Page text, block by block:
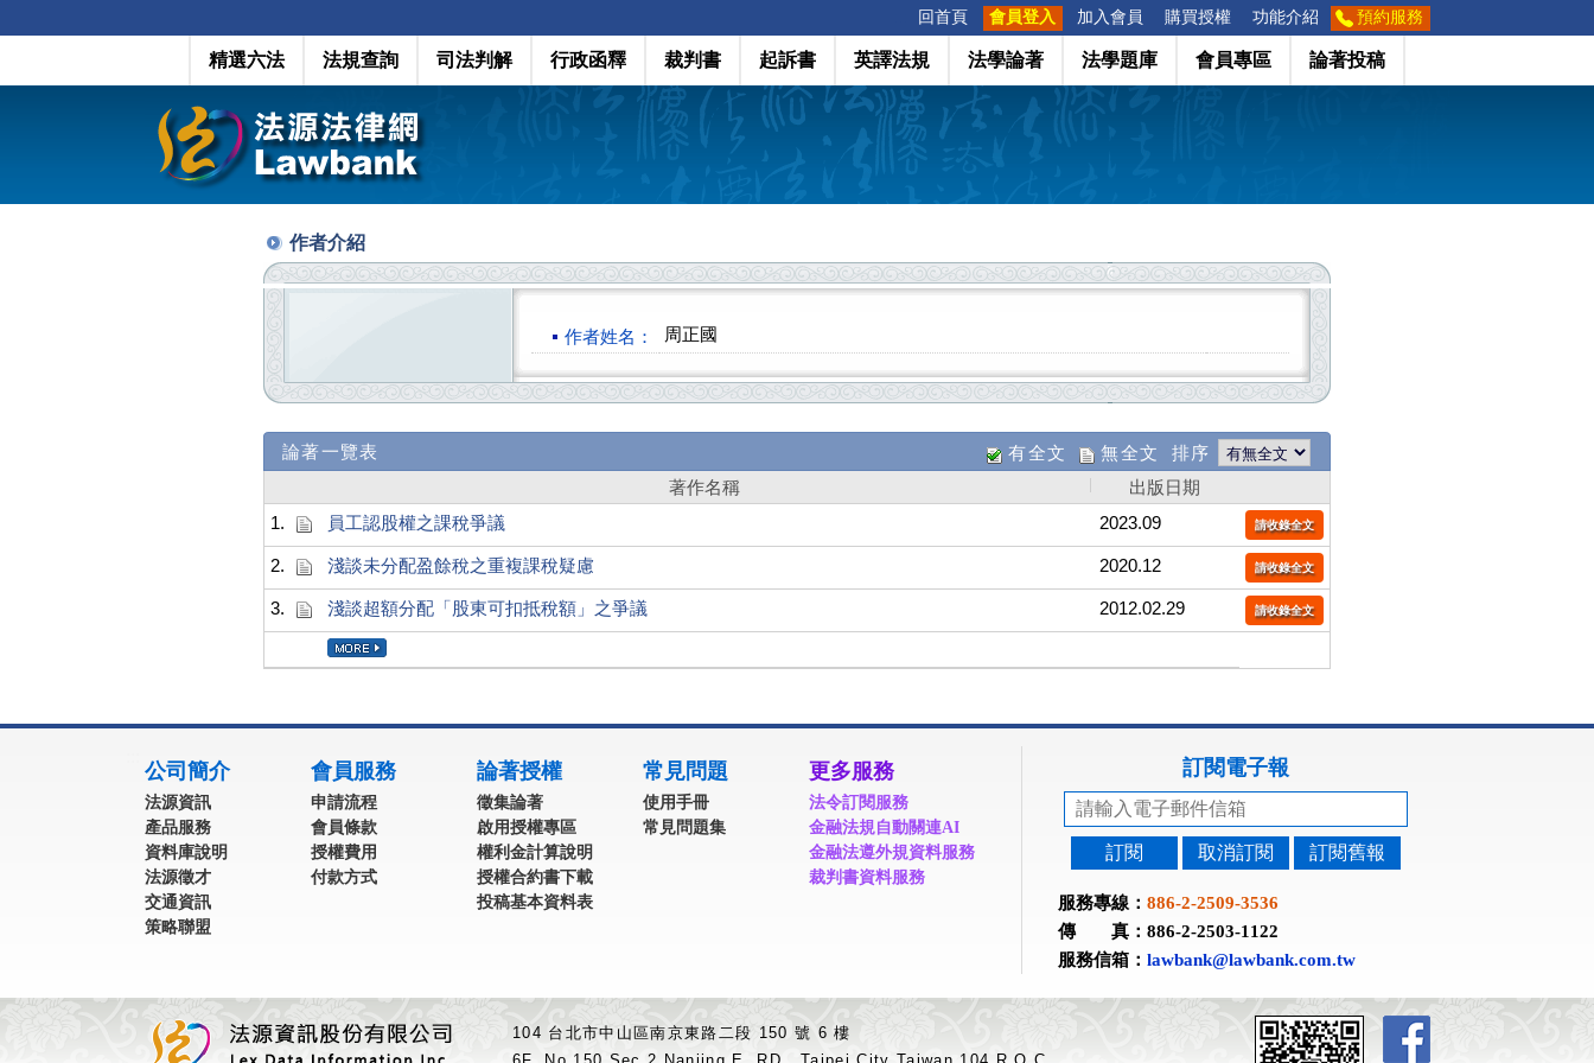
回首頁 會員登入 加入會員 購買授權 功能介紹 預約服務
精選六法 法規查詢 司法判解 行政函釋 裁判書 起訴書 英譯法規 法學論著 法學題庫 會員專區 論著投稿
作者介紹
作者姓名： 周正國
論著一覽表 有全文 無全文 排序
著作名稱
出版日期
1.
員工認股權之課稅爭議 2023.09 請收錄全文
2. 淺談未分配盈餘稅之重複課稅疑慮 2020.12 請收錄全文
3. 淺談超額分配「股東可扣抵稅額」之爭議 2012.02.29 請收錄全文
公司簡介
法源資訊
產品服務
資料庫說明
法源徵才
交通資訊
策略聯盟
會員服務
申請流程
會員條款
授權費用
付款方式
論著授權
徵集論著
啟用授權專區
權利金計算說明
授權合約書下載
投稿基本資料表
常見問題
使用手冊
常見問題集
更多服務
法令訂閱服務
金融法規自動關連AI
金融法遵外規資料服務
裁判書資料服務
訂閱電子報
訂閱 取消訂閱 訂閱舊報
服務專線： 886-2-2509-3536
傳 真：886-2-2503-1122
服務信箱： lawbank@lawbank.com.tw
104 台北市中山區南京東路二段 150 號 6 樓